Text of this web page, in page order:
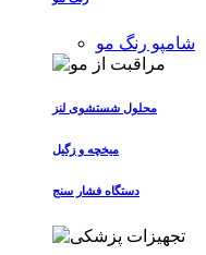
شامپو رنگ مو
محلول شستشوی لنز
میخچه و زگیل
دستگاه فشار سنج